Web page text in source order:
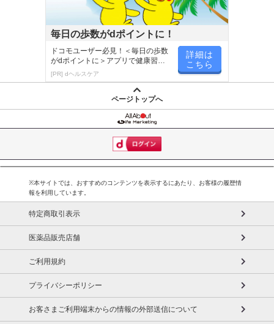
毎日の歩数がdポイントに！
ドコモユーザー必見！＜毎日の歩数
がdポイントに＞アプリで健康習慣
が楽しく続く
[PR] dヘルスケア
詳細は
こちら
ページトップへ
※本サイトでは、おすすめのコンテンツを表示するにあたり、お客様の履歴情
報を利用しています。
特定商取引表示
医薬品販売店舗
ご利用規約
プライバシーポリシー
お客さまご利用端末からの情報の外部送信について